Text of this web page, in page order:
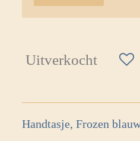
Uitverkocht
Handtasje, Frozen